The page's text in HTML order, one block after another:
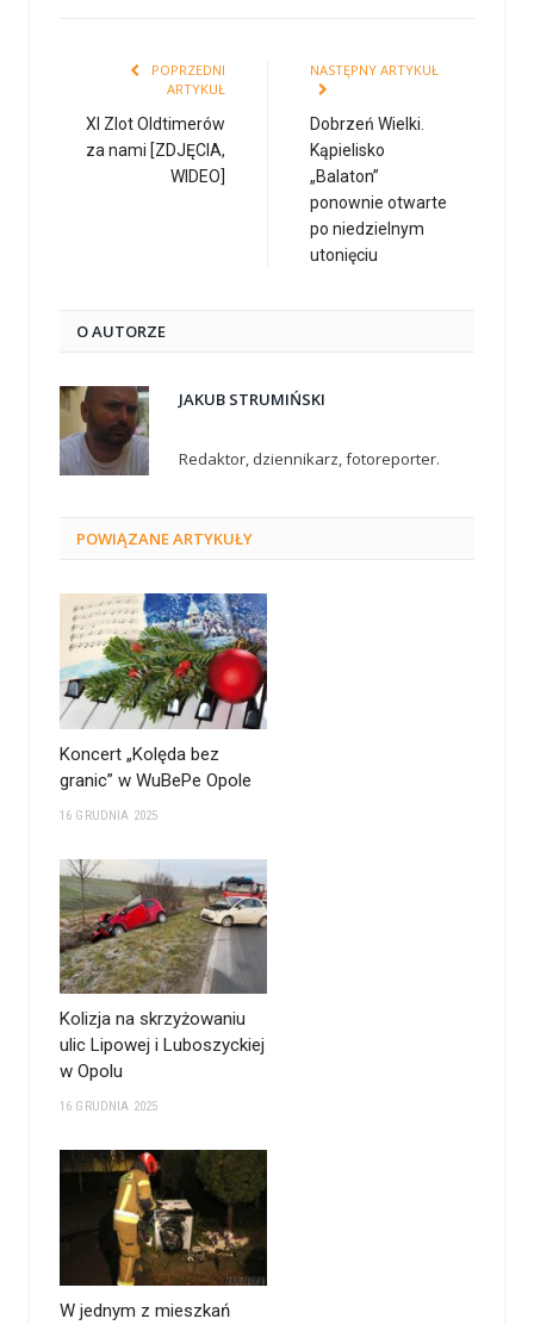
POPRZEDNI
ARTYKUŁ
XI Zlot Oldtimerów
za nami [ZDJĘCIA,
WIDEO]
NASTĘPNY ARTYKUŁ
Dobrzeń Wielki.
Kąpielisko
„Balaton”
ponownie otwarte
po niedzielnym
utonięciu
O AUTORZE
JAKUB STRUMIŃSKI
Redaktor, dziennikarz, fotoreporter.
POWIĄZANEARTYKUŁY
Koncert „Kolęda bez
granic” w WuBePe Opole
16 GRUDNIA 2025
Kolizja na skrzyżowaniu
ulic Lipowej i Luboszyckiej
w Opolu
16 GRUDNIA 2025
W jednym z mieszkań